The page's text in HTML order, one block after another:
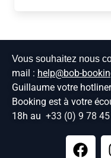
Vous souhaitez nous
mail : help@bob-
Guillaume votre
Booking est à votre
18h au +33 (0) 9 78